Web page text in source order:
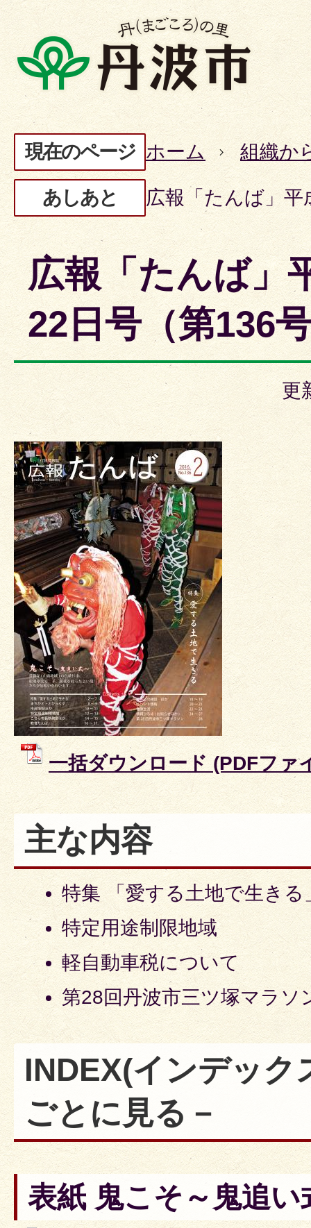
現在のページ ホーム 組織か
あしあと 広報「たんば」
広報「たんば」
22日号（第136
更
一括ダウンロード (PDFファ
主な内容
特集 「愛する土地で生きる
特定用途制限地域
軽自動車税について
第28回丹波市三ツ塚マラソ
INDEX(インデック
ごとに見る－
表紙 鬼こそ～鬼追い